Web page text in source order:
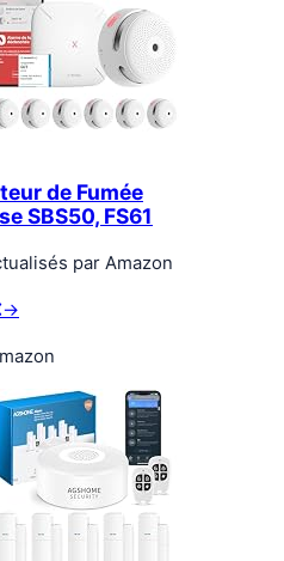
de Fumée
SBS50, FS61
par Amazon
→